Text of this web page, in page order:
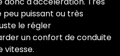
puissant ou très
le régler
un confort de conduite
vitesse.